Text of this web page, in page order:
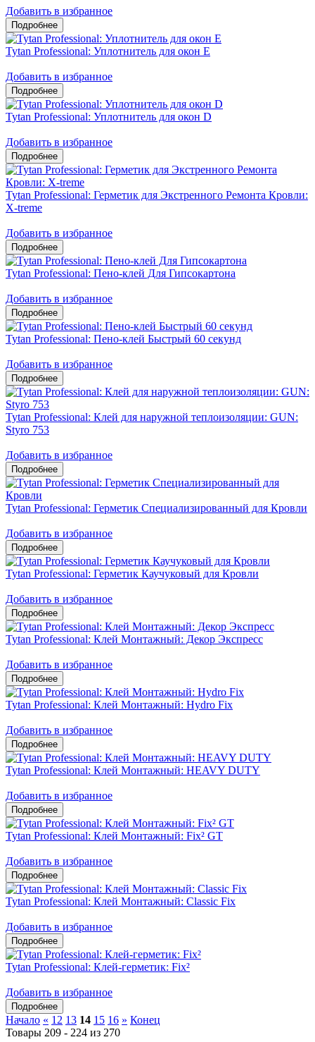
Добавить в избранное
Tytan Professional: Уплотнитель для окон E
Добавить в избранное
Tytan Professional: Уплотнитель для окон D
Добавить в избранное
Tytan Professional: Герметик для Экстренного Ремонта Кровли:
X-treme
Добавить в избранное
Tytan Professional: Пено-клей Для Гипсокартона
Добавить в избранное
Tytan Professional: Пено-клей Быстрый 60 секунд
Добавить в избранное
Tytan Professional: Клей для наружной теплоизоляции: GUN:
Styro 753
Добавить в избранное
Tytan Professional: Герметик Специализированный для Кровли
Добавить в избранное
Tytan Professional: Герметик Каучуковый для Кровли
Добавить в избранное
Tytan Professional: Клей Монтажный: Декор Экспресс
Добавить в избранное
Tytan Professional: Клей Монтажный: Hydro Fix
Добавить в избранное
Tytan Professional: Клей Монтажный: HEAVY DUTY
Добавить в избранное
Tytan Professional: Клей Монтажный: Fix² GT
Добавить в избранное
Tytan Professional: Клей Монтажный: Classic Fix
Добавить в избранное
Tytan Professional: Клей-герметик: Fix²
Добавить в избранное
Начало « 12 13 14 15 16 » Конец
Товары 209 - 224 из 270